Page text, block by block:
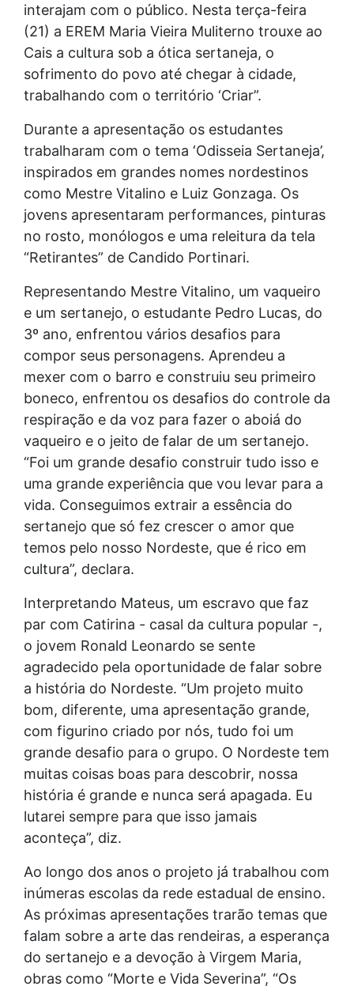
interajam com o público. Nesta terça-feira
(21) a EREM Maria Vieira Muliterno trouxe ao
Cais a cultura sob a ótica sertaneja, o
sofrimento do povo até chegar à cidade,
trabalhando com o território ‘Criar”.
Durante a apresentação os estudantes
trabalharam com o tema ‘Odisseia Sertaneja’,
inspirados em grandes nomes nordestinos
como Mestre Vitalino e Luiz Gonzaga. Os
jovens apresentaram performances, pinturas
no rosto, monólogos e uma releitura da tela
“Retirantes” de Candido Portinari.
Representando Mestre Vitalino, um vaqueiro
e um sertanejo, o estudante Pedro Lucas, do
3º ano, enfrentou vários desafios para
compor seus personagens. Aprendeu a
mexer com o barro e construiu seu primeiro
boneco, enfrentou os desafios do controle da
respiração e da voz para fazer o aboiá do
vaqueiro e o jeito de falar de um sertanejo.
“Foi um grande desafio construir tudo isso e
uma grande experiência que vou levar para a
vida. Conseguimos extrair a essência do
sertanejo que só fez crescer o amor que
temos pelo nosso Nordeste, que é rico em
cultura”, declara.
Interpretando Mateus, um escravo que faz
par com Catirina - casal da cultura popular -,
o jovem Ronald Leonardo se sente
agradecido pela oportunidade de falar sobre
a história do Nordeste. “Um projeto muito
bom, diferente, uma apresentação grande,
com figurino criado por nós, tudo foi um
grande desafio para o grupo. O Nordeste tem
muitas coisas boas para descobrir, nossa
história é grande e nunca será apagada. Eu
lutarei sempre para que isso jamais
aconteça”, diz.
Ao longo dos anos o projeto já trabalhou com
inúmeras escolas da rede estadual de ensino.
As próximas apresentações trarão temas que
falam sobre a arte das rendeiras, a esperança
do sertanejo e a devoção à Virgem Maria,
obras como “Morte e Vida Severina”, “Os